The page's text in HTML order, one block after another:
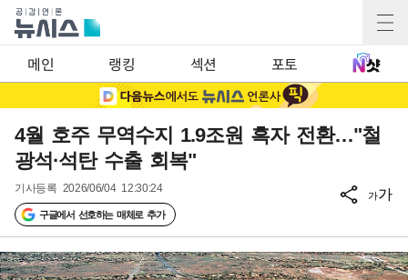
메인 랭킹 섹션 포토
4월 호주 무역수지 1.9조원 흑자 전환…"철
광석·석탄 수출 회복"
기사등록 2026/06/04 12:30:24
구글에서 선호하는 매체로 추가
가가